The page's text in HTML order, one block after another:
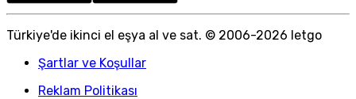
Türkiye'de ikinci el eşya al ve sat. © 2006-2026 letgo
Şartlar ve Koşullar
Reklam Politikası